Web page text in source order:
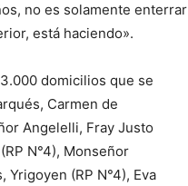
no es solamente enterrar
está haciendo».
domicilios que se
Carmen de
Angelelli, Fray Justo
N°4), Monseñor
(RP N°4), Eva